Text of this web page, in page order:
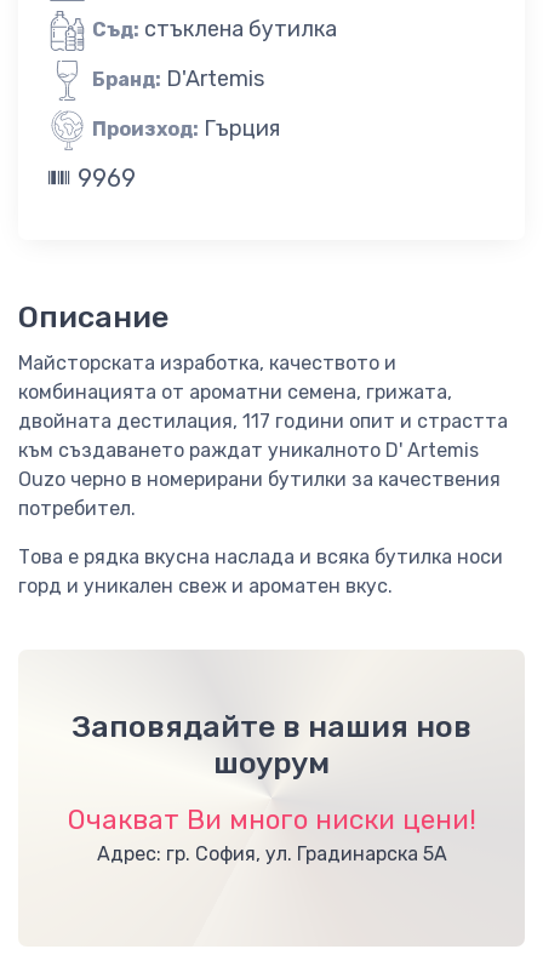
Съд: стъклена бутилка
Бранд: D'Artemis
Произход: Гърция
9969
Описание
Майсторската изработка, качеството и
комбинацията от ароматни семена, грижата,
двойната дестилация, 117 години опит и страстта
към създаването раждат уникалното D' Artemis
Ouzo черно в номерирани бутилки за качествения
потребител.
Това е рядка вкусна наслада и всяка бутилка носи
горд и уникален свеж и ароматен вкус.
Заповядайте в нашия нов
шоурум
Очакват Ви много ниски цени!
Адрес: гр. София, ул. Градинарска 5А